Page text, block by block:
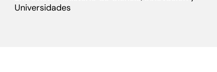
Universidades